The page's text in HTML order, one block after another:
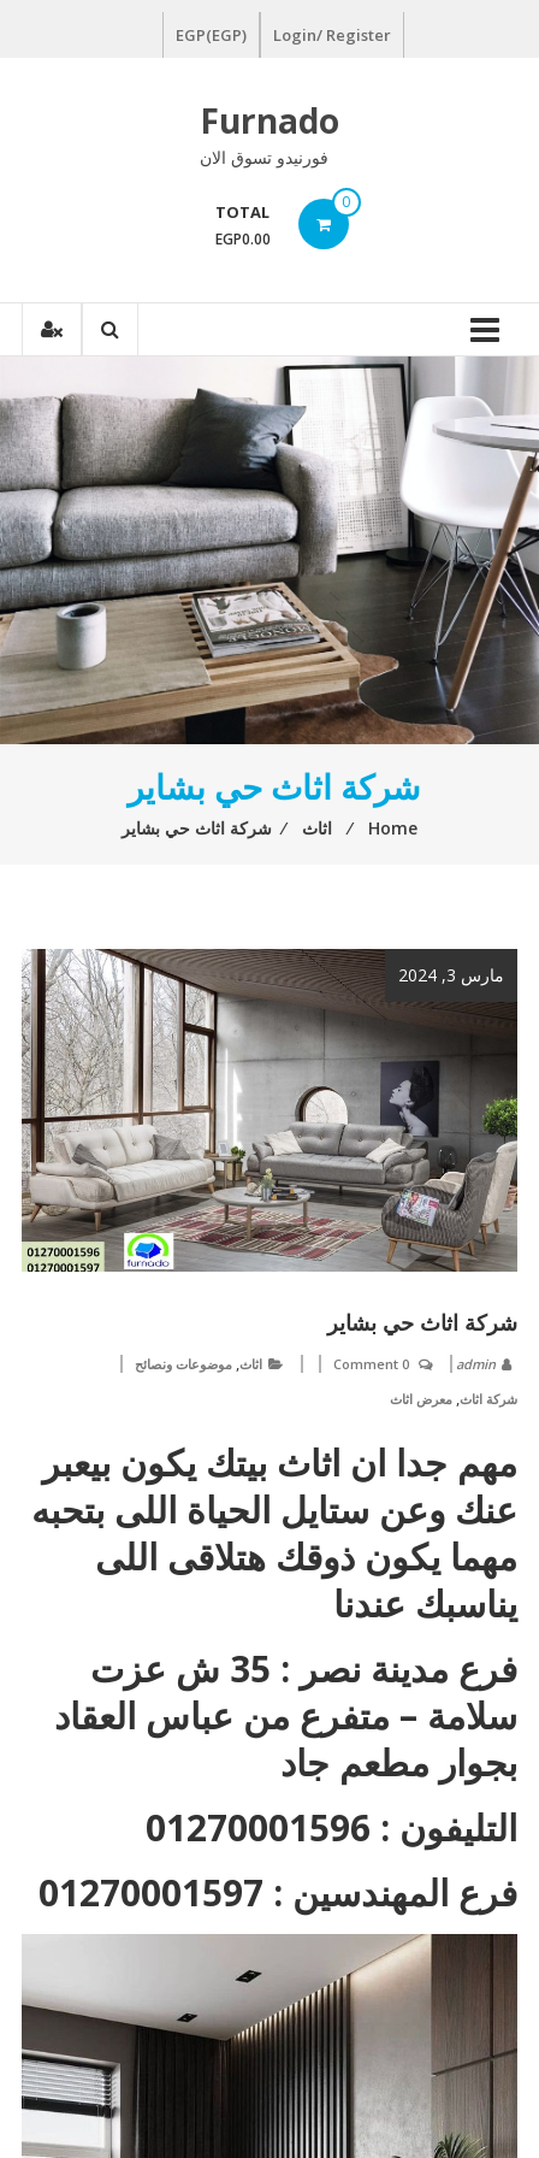
Login/ Register
EGP(EGP)
Furnado
فورنيدو تسوق الان
0
TOTAL
EGP0.00
شركة اثاث حي بشاير
Home
⁄ اثاث ⁄ شركة اثاث حي بشاير
مارس 3, 2024
شركة اثاث حي بشاير
admin
0 Comment اثاث, موضوعات ونصائح
شركة اثاث, معرض اثاث
مهم جدا ان اثاث بيتك يكون بيعبر
عنك وعن ستايل الحياة اللى بتحبه
مهما يكون ذوقك هتلاقى اللى
يناسبك عندنا
فرع مدينة نصر : 35 ش عزت
سلامة – متفرع من عباس العقاد
بجوار مطعم جاد
التليفون : 01270001596
فرع المهندسين : 01270001597